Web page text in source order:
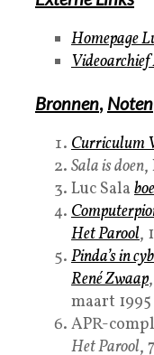
Homepage
Videoarchief
Bronnen, Noten
Curriculum
Sala is doen,
Luc Sala
Het Parool,
Pinda’s in
René Zwaap
maart 1995
APR-
Het Parool,